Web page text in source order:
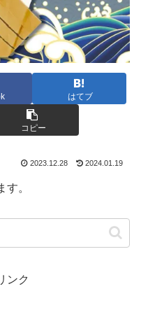
はてブ
コピー
2023.12.28 2024.01.19
。
ンク